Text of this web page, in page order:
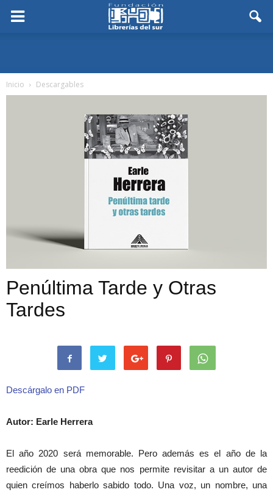
Inicio Descargables
Penúltima Tarde y Otras
Tardes
Descárgalo en PDF
Autor: Earle Herrera
El año 2020 será memorable. Pero además es el año de la
reedición de una obra que nos permite revisitar a un autor de
quien creímos haberlo sabido todo. Una voz, un nombre, una